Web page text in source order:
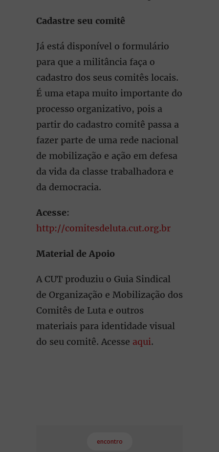
Cadastre seu comitê
Já está disponível o formulário
para que a militância faça o
cadastro dos seus comitês locais.
É uma etapa muito importante do
processo organizativo, pois a
partir do cadastro comitê passa a
fazer parte de uma rede nacional
de mobilização e ação em defesa
da vida da classe trabalhadora e
da democracia.
Acesse:
http://comitesdeluta.cut.org.br
Material de Apoio
A CUT produziu o Guia Sindical
de Organização e Mobilização dos
Comitês de Luta e outros
materiais para identidade visual
do seu comitê. Acesse aqui.
encontro